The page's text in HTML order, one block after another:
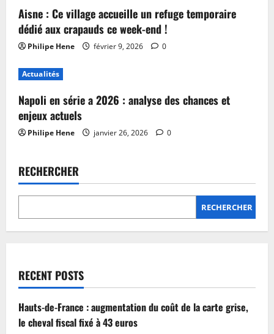
Aisne : Ce village accueille un refuge temporaire
dédié aux crapauds ce week-end !
Philipe Hene février 9, 2026 0
Actualités
Napoli en série a 2026 : analyse des chances et
enjeux actuels
Philipe Hene janvier 26, 2026 0
RECHERCHER
RECHERCHER
RECENT POSTS
Hauts-de-France : augmentation du coût de la carte grise,
le cheval fiscal fixé à 43 euros